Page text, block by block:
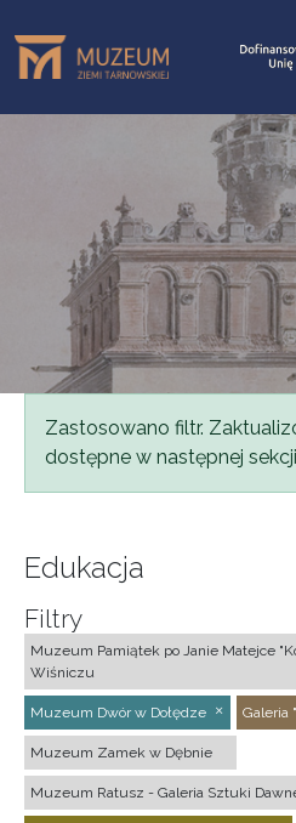
Komunikat
Zastosowano filtr.
dostępne w następnej
Edukacja
Filtry
Muzeum Pamiątek po Janie Matejce
Wiśniczu
Muzeum Dwór w Dołędze Galeria
Muzeum Zamek w Dębnie
Muzeum Ratusz - Galeria Sztuki